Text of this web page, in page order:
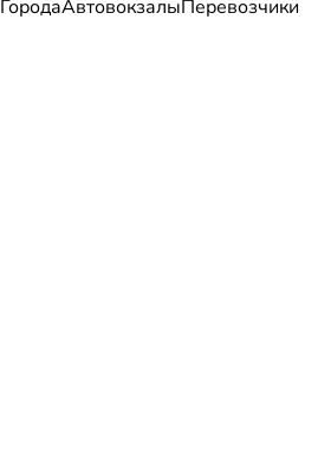
ГородаАвтовокзалыПеревозчики